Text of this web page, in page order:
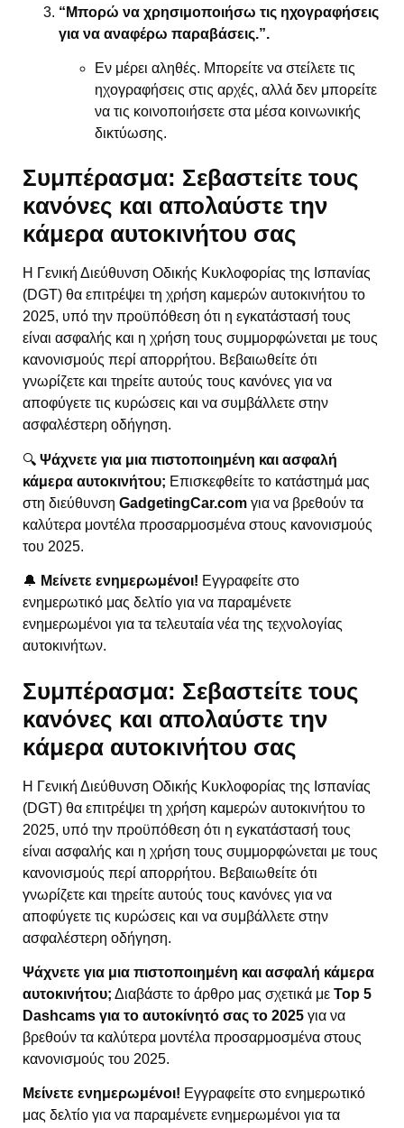
“Μπορώ να χρησιμοποιήσω τις ηχογραφήσεις
για να αναφέρω παραβάσεις.”.
Εν μέρει αληθές. Μπορείτε να στείλετε τις
ηχογραφήσεις στις αρχές, αλλά δεν μπορείτε
να τις κοινοποιήσετε στα μέσα κοινωνικής
δικτύωσης.
Συμπέρασμα: Σεβαστείτε τους
κανόνες και απολαύστε την
κάμερα αυτοκινήτου σας
Η Γενική Διεύθυνση Οδικής Κυκλοφορίας της Ισπανίας
(DGT) θα επιτρέψει τη χρήση καμερών αυτοκινήτου το
2025, υπό την προϋπόθεση ότι η εγκατάστασή τους
είναι ασφαλής και η χρήση τους συμμορφώνεται με τους
κανονισμούς περί απορρήτου. Βεβαιωθείτε ότι
γνωρίζετε και τηρείτε αυτούς τους κανόνες για να
αποφύγετε τις κυρώσεις και να συμβάλλετε στην
ασφαλέστερη οδήγηση.
🔍 Ψάχνετε για μια πιστοποιημένη και ασφαλή
κάμερα αυτοκινήτου; Επισκεφθείτε το κατάστημά μας
στη διεύθυνση GadgetingCar.com για να βρεθούν τα
καλύτερα μοντέλα προσαρμοσμένα στους κανονισμούς
του 2025.
🔔 Μείνετε ενημερωμένοι! Εγγραφείτε στο
ενημερωτικό μας δελτίο για να παραμένετε
ενημερωμένοι για τα τελευταία νέα της τεχνολογίας
αυτοκινήτων.
Συμπέρασμα: Σεβαστείτε τους
κανόνες και απολαύστε την
κάμερα αυτοκινήτου σας
Η Γενική Διεύθυνση Οδικής Κυκλοφορίας της Ισπανίας
(DGT) θα επιτρέψει τη χρήση καμερών αυτοκινήτου το
2025, υπό την προϋπόθεση ότι η εγκατάστασή τους
είναι ασφαλής και η χρήση τους συμμορφώνεται με τους
κανονισμούς περί απορρήτου. Βεβαιωθείτε ότι
γνωρίζετε και τηρείτε αυτούς τους κανόνες για να
αποφύγετε τις κυρώσεις και να συμβάλλετε στην
ασφαλέστερη οδήγηση.
Ψάχνετε για μια πιστοποιημένη και ασφαλή κάμερα
αυτοκινήτου; Διαβάστε το άρθρο μας σχετικά με Top 5
Dashcams για το αυτοκίνητό σας το 2025 για να
βρεθούν τα καλύτερα μοντέλα προσαρμοσμένα στους
κανονισμούς του 2025.
Μείνετε ενημερωμένοι! Εγγραφείτε στο ενημερωτικό
μας δελτίο για να παραμένετε ενημερωμένοι για τα